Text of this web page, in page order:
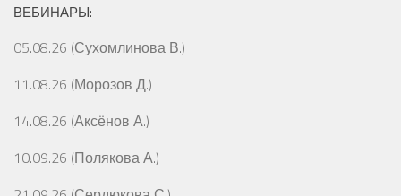
ВЕБИНАРЫ:
05.08.26 (Сухомлинова В.)
11.08.26 (Морозов Д.)
14.08.26 (Аксёнов А.)
10.09.26 (Полякова А.)